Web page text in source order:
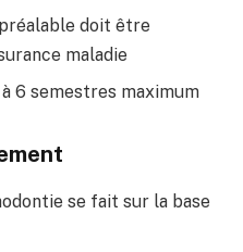
doit être
maladie
6 semestres maximum
se fait sur la base